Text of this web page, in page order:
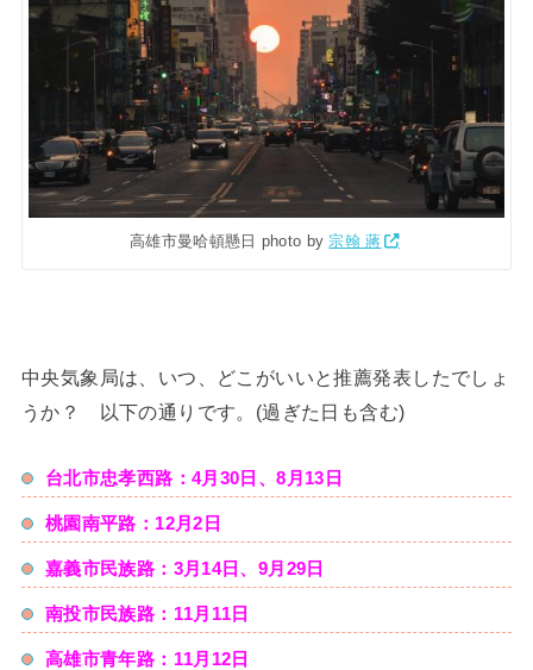
高雄市曼哈頓懸日 photo by 宗翰 蔣
中央気象局は、いつ、どこがいいと推薦発表したでしょ
うか？ 以下の通りです。(過ぎた日も含む)
台北市忠孝西路：4月30日、8月13日
桃園南平路：12月2日
嘉義市民族路：3月14日、9月29日
南投市民族路：11月11日
高雄市青年路：11月12日